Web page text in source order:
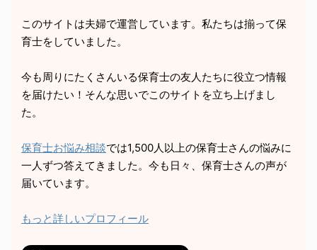
このサイトは夫婦で運営しています。私たちは揃って保
育士をしていました。
今も周りにたくさんいる保育士の友人たちに役立つ情報
を届けたい！そんな思いでこのサイトを立ち上げまし
た。
保育士お悩み相談では1,500人以上の保育士さんの悩みに
一人ずつ答えてきました。今も日々、保育士さんの声が
届いています。
もっと詳しいプロフィール